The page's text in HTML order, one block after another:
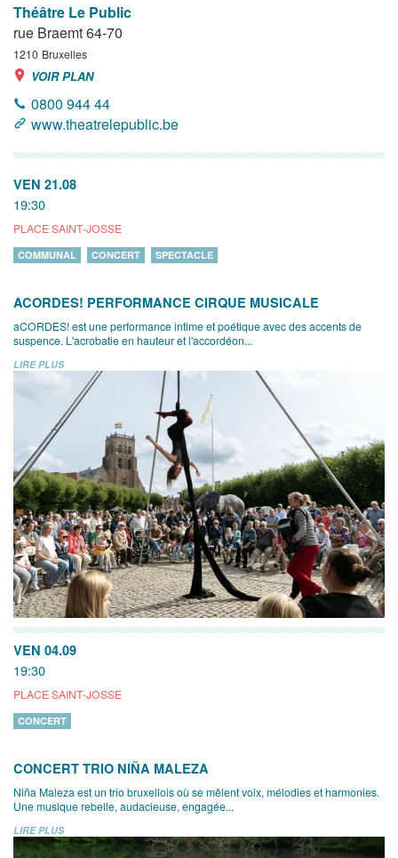
Théâtre Le Public
rue Braemt 64-70
1210 Bruxelles
VOIR PLAN
0800 944 44
www.theatrelepublic.be
VEN 21.08
19:30
PLACE SAINT-JOSSE
COMMUNAL CONCERT SPECTACLE
ACORDES! PERFORMANCE CIRQUE MUSICALE
aCORDES! est une performance intime et poétique avec des accents de
suspence. L'acrobatie en hauteur et l'accordéon...
LIRE PLUS
VEN 04.09
19:30
PLACE SAINT-JOSSE
CONCERT
CONCERT TRIO NIÑA MALEZA
Niña Maleza est un trio bruxellois où se mêlent voix, mélodies et harmonies.
Une musique rebelle, audacieuse, engagée...
LIRE PLUS